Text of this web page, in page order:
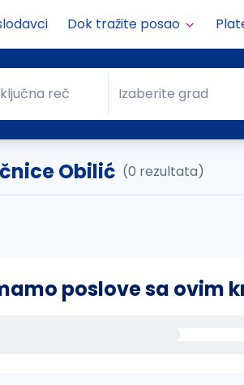
Dok tražite posao
rečreč Grad
Izaberite grad
Obilić (0 rezultata)
poslove sa ovim